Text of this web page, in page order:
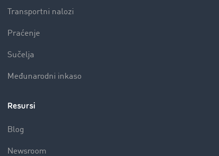
Transportni nalozi
Praćenje
Sučelja
Međunarodni inkaso
Resursi
Blog
Newsroom